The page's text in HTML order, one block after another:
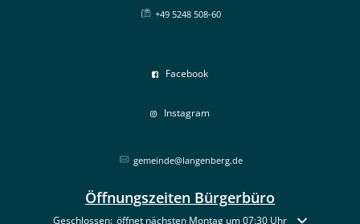
+49 5248 508-60
Facebook
Instagram
gemeinde@langenberg.de
Öffnungszeiten Bürgerbüro
Klicken, um weitere Öffnungs- oder Schließzeiten auszublenden
Geschlossen: öffnet nächsten Montag um 07:30 Uhr